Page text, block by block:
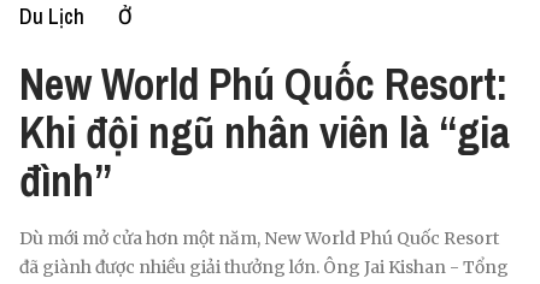
Du Lịch Ở
New World Phú Quốc Resort:
Khi đội ngũ nhân viên là “gia
đình”
Dù mới mở cửa hơn một năm, New World Phú Quốc Resort
đã giành được nhiều giải thưởng lớn. Ông Jai Kishan - Tổng